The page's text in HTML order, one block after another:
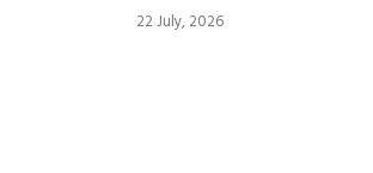
22 July, 2026